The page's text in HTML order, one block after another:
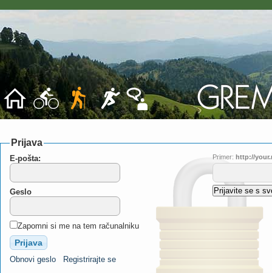
Prijava
E-pošta:
Geslo
Zapomni si me na tem računalniku
Obnovi geslo Registrirajte se
Primer: http://